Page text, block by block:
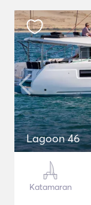
Lagoon 46
Katamaran